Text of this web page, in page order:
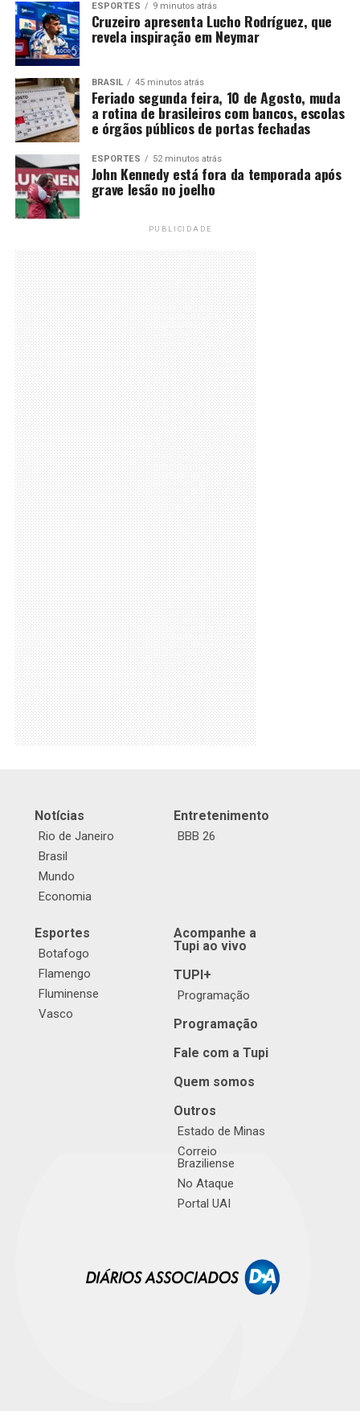
ESPORTES 9 minutos atrás
Cruzeiro apresenta Lucho Rodríguez, que
revela inspiração em Neymar
BRASIL 45 minutos atrás
Feriado segunda feira, 10 de Agosto, muda
a rotina de brasileiros com bancos, escolas
e órgãos públicos de portas fechadas
ESPORTES 52 minutos atrás
John Kennedy está fora da temporada após
grave lesão no joelho
PUBLICIDADE
Notícias
Rio de Janeiro
Brasil
Mundo
Economia
Entretenimento
BBB 26
Esportes
Botafogo
Flamengo
Fluminense
Vasco
Acompanhe a
Tupi ao vivo
TUPI+
Programação
Programação
Fale com a Tupi
Quem somos
Outros
Estado de Minas
Correio
Braziliense
No Ataque
Portal UAI